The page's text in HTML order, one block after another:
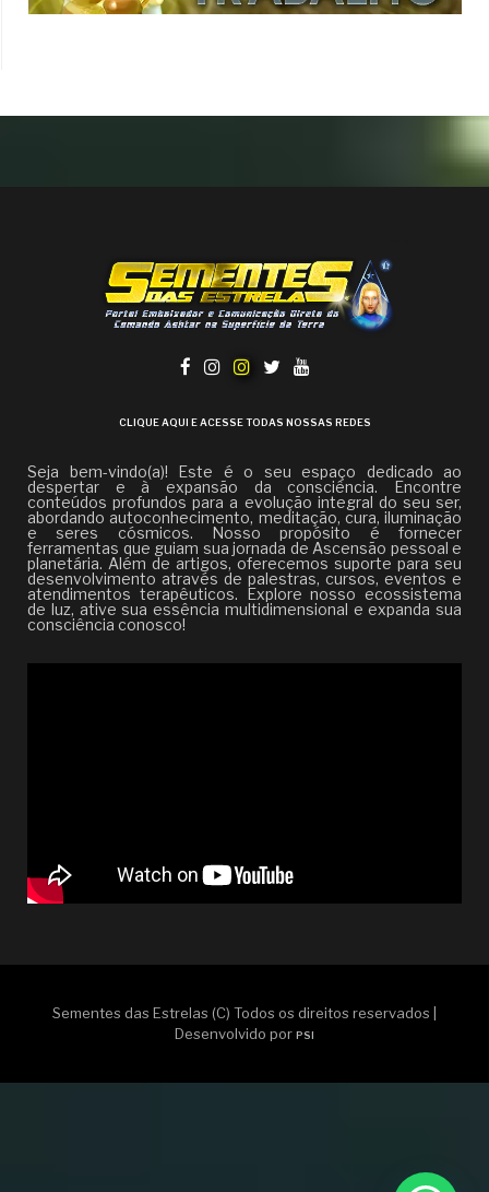
CLIQUE AQUI E ACESSE TODAS NOSSAS REDES
Seja bem-vindo(a)! Este é o seu espaço dedicado ao
despertar e à expansão da consciência. Encontre
conteúdos profundos para a evolução integral do seu ser,
abordando autoconhecimento, meditação, cura, iluminação
e seres cósmicos. Nosso propósito é fornecer
ferramentas que guiam sua jornada de Ascensão pessoal e
planetária. Além de artigos, oferecemos suporte para seu
desenvolvimento através de palestras, cursos, eventos e
atendimentos terapêuticos. Explore nosso ecossistema
de luz, ative sua essência multidimensional e expanda sua
consciência conosco!
Sementes das Estrelas (C) Todos os direitos reservados |
Desenvolvido por PSI